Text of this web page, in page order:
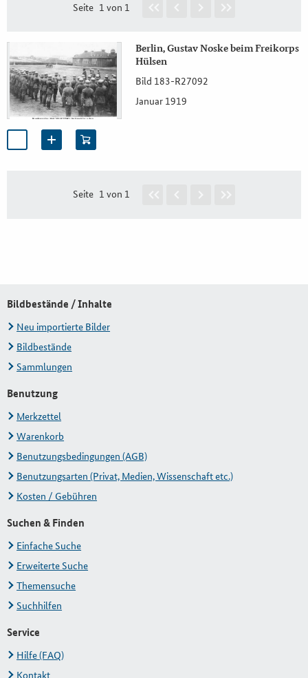
Seite 1 von 1
Berlin, Gustav Noske beim Freikorps
Hülsen
Bild 183-R27092
Januar 1919
Seite 1 von 1
Bildbestände / Inhalte
Neu importierte Bilder
Bildbestände
Sammlungen
Benutzung
Merkzettel
Warenkorb
Benutzungsbedingungen (AGB)
Benutzungsarten (Privat, Medien, Wissenschaft etc.)
Kosten / Gebühren
Suchen & Finden
Einfache Suche
Erweiterte Suche
Themensuche
Suchhilfen
Service
Hilfe (FAQ)
Kontakt